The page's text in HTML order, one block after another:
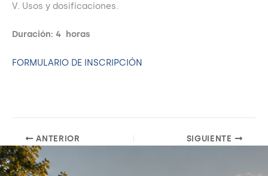
V. Usos y dosificaciones.
Duración: 4 horas
FORMULARIO DE INSCRIPCIÓN
ANTERIOR SIGUIENTE